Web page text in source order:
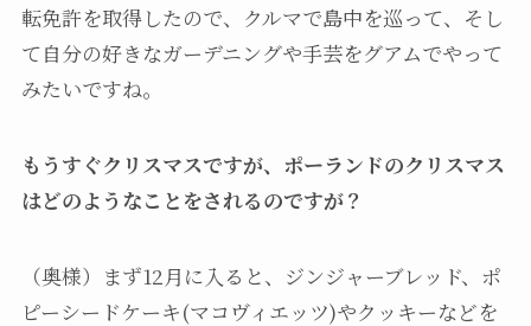
転免許を取得したので、クルマで島中を巡って、そし
て自分の好きなガーデニングや手芸をグアムでやって
みたいですね。
もうすぐクリスマスですが、ポーランドのクリスマス
はどのようなことをされるのですが？
（奥様）まず12月に入ると、ジンジャーブレッド、ポ
ピーシードケーキ(マコヴィエッツ)やクッキーなどを